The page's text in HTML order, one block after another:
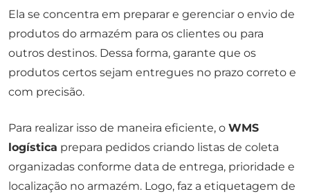
Ela se concentra em preparar e gerenciar o envio de
produtos do armazém para os clientes ou para
outros destinos. Dessa forma, garante que os
produtos certos sejam entregues no prazo correto e
com precisão.
Para realizar isso de maneira eficiente, o WMS
logística prepara pedidos criando listas de coleta
organizadas conforme data de entrega, prioridade e
localização no armazém. Logo, faz a etiquetagem de